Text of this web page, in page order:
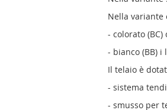
Nella variante
- colorato
- bianco (BB)
Il telaio è
- sistema
- smusso per